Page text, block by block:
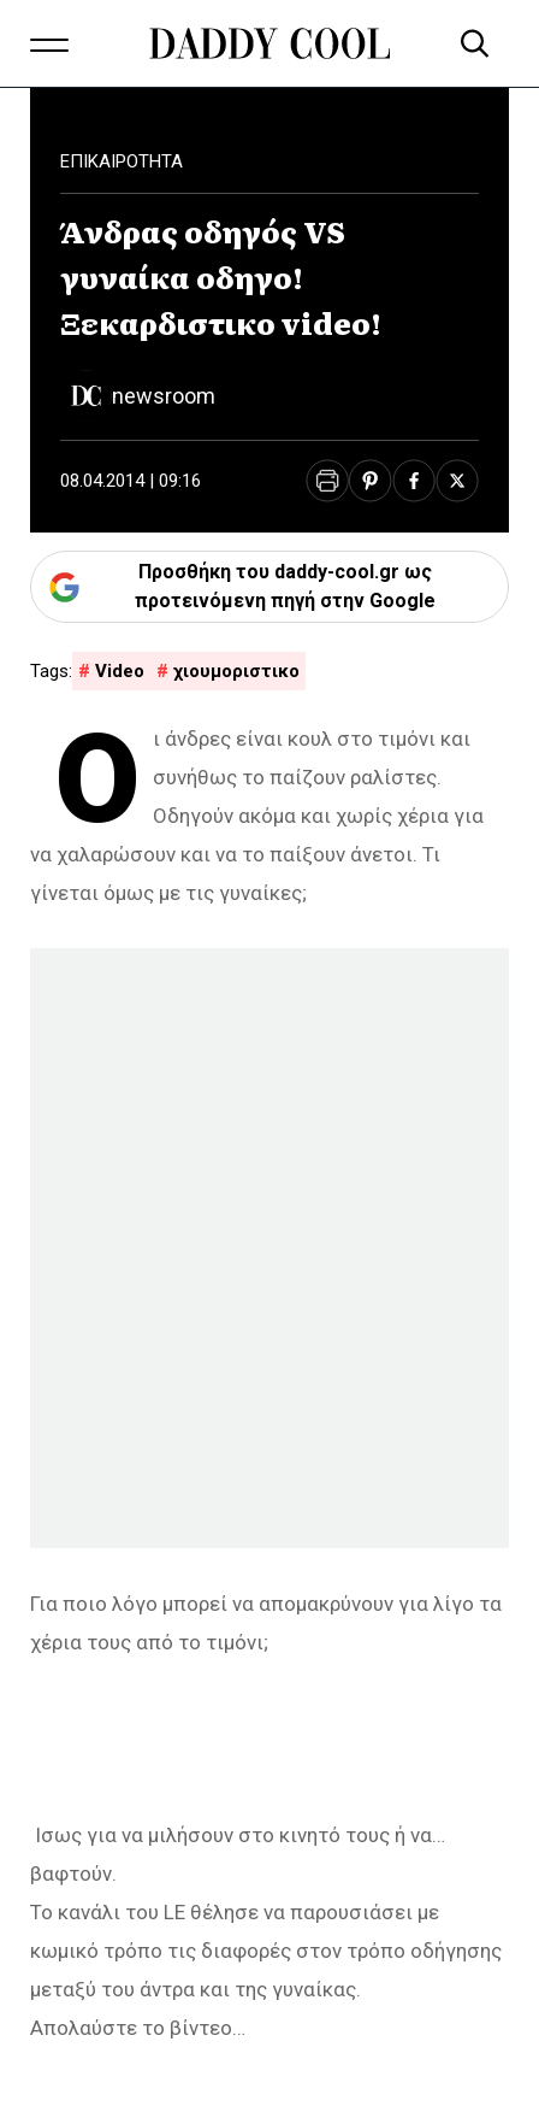
ΕΠΙΚΑΙΡΟΤΗΤΑ
Άνδρας οδηγός VS
γυναίκα οδηγο!
Ξεκαρδιστικο video!
newsroom
08.04.2014 | 09:16
Προσθήκη του daddy-cool.gr ως
προτεινόμενη πηγή στην Google
Video χιουμοριστικο
Ο
ι άνδρες είναι κουλ στο τιμόνι και
συνήθως το παίζουν ραλίστες.
Οδηγούν ακόμα και χωρίς χέρια για
να χαλαρώσουν και να το παίξουν άνετοι. Τι
γίνεται όμως με τις γυναίκες;
Για ποιο λόγο μπορεί να απομακρύνουν για λίγο τα
χέρια τους από το τιμόνι;
Ισως για να μιλήσουν στο κινητό τους ή να…
βαφτούν.
Το κανάλι του LE θέλησε να παρουσιάσει με
κωμικό τρόπο τις διαφορές στον τρόπο οδήγησης
μεταξύ του άντρα και της γυναίκας.
Απολαύστε το βίντεο…